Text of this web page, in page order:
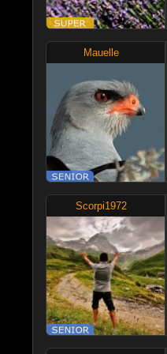
Mauelle
Scorpi1972